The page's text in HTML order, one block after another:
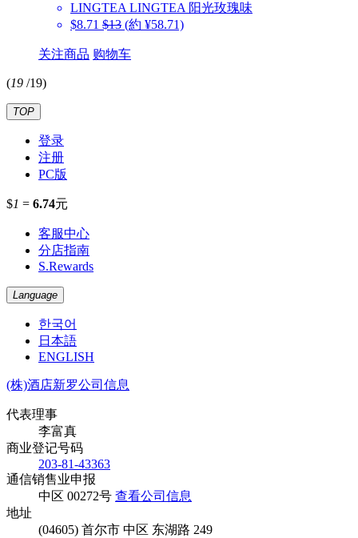
LINGTEA LINGTEA 阳光玫瑰味
$8.71 $13 (約 ¥58.71)
关注商品 购物车
(19 /19)
TOP
登录
注册
PC版
$1 = 6.74元
客服中心
分店指南
S.Rewards
Language
한국어
日本語
ENGLISH
(株)酒店新罗公司信息
代表理事
李富真
商业登记号码
203-81-43363
通信销售业申报
中区 00272号 查看公司信息
地址
(04605) 首尔市 中区 东湖路 249